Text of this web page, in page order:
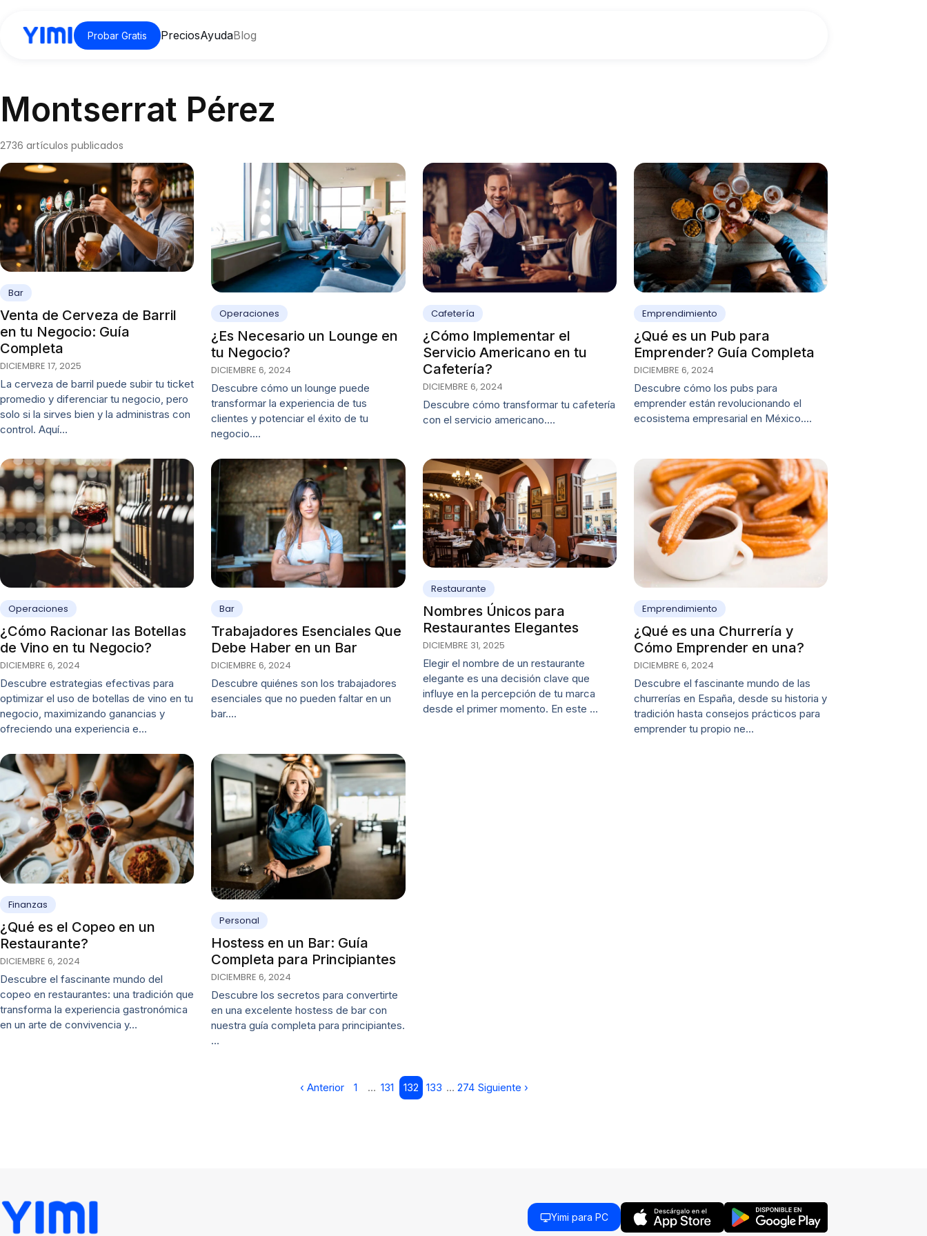
Probar Gratis PreciosAyudaBlog
Montserrat Pérez
2736 artículos publicados
Bar
Venta de Cerveza de Barril
en tu Negocio: Guía
Completa
DICIEMBRE 17, 2025
La cerveza de barril puede subir tu ticket
promedio y diferenciar tu negocio, pero
solo si la sirves bien y la administras con
control. Aquí…
Operaciones
¿Es Necesario un Lounge en
tu Negocio?
DICIEMBRE 6, 2024
Descubre cómo un lounge puede
transformar la experiencia de tus
clientes y potenciar el éxito de tu
negocio.…
Cafetería
¿Cómo Implementar el
Servicio Americano en tu
Cafetería?
DICIEMBRE 6, 2024
Descubre cómo transformar tu cafetería
con el servicio americano.…
Emprendimiento
¿Qué es un Pub para
Emprender? Guía Completa
DICIEMBRE 6, 2024
Descubre cómo los pubs para
emprender están revolucionando el
ecosistema empresarial en México.…
Operaciones
¿Cómo Racionar las Botellas
de Vino en tu Negocio?
DICIEMBRE 6, 2024
Descubre estrategias efectivas para
optimizar el uso de botellas de vino en tu
negocio, maximizando ganancias y
ofreciendo una experiencia e…
Bar
Trabajadores Esenciales Que
Debe Haber en un Bar
DICIEMBRE 6, 2024
Descubre quiénes son los trabajadores
esenciales que no pueden faltar en un
bar.…
Restaurante
Nombres Únicos para
Restaurantes Elegantes
DICIEMBRE 31, 2025
Elegir el nombre de un restaurante
elegante es una decisión clave que
influye en la percepción de tu marca
desde el primer momento. En este …
Emprendimiento
¿Qué es una Churrería y
Cómo Emprender en una?
DICIEMBRE 6, 2024
Descubre el fascinante mundo de las
churrerías en España, desde su historia y
tradición hasta consejos prácticos para
emprender tu propio ne…
Finanzas
¿Qué es el Copeo en un
Restaurante?
DICIEMBRE 6, 2024
Descubre el fascinante mundo del
copeo en restaurantes: una tradición que
transforma la experiencia gastronómica
en un arte de convivencia y…
Personal
Hostess en un Bar: Guía
Completa para Principiantes
DICIEMBRE 6, 2024
Descubre los secretos para convertirte
en una excelente hostess de bar con
nuestra guía completa para principiantes.
…
‹ Anterior 1 … 131 132 133 … 274 Siguiente ›
Yimi para PC